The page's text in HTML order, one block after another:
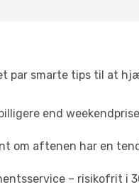
par smarte tips til at
end
om aftenen har en
– risikofrit i